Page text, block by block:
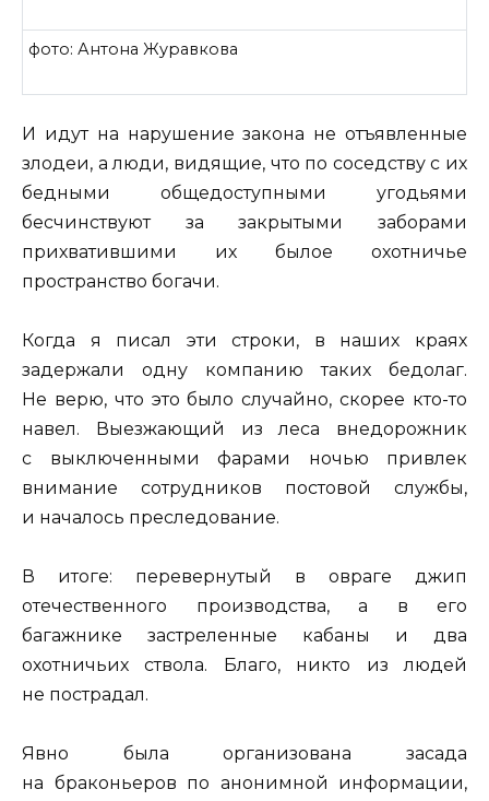
фото: Антона Журавкова
И идут на нарушение закона не отъявленные
злодеи, а люди, видящие, что по соседству с их
бедными общедоступными угодьями
бесчинствуют за закрытыми заборами
прихватившими их былое охотничье
пространство богачи.
Когда я писал эти строки, в наших краях
задержали одну компанию таких бедолаг.
Не верю, что это было случайно, скорее кто-то
навел. Выезжающий из леса внедорожник
с выключенными фарами ночью привлек
внимание сотрудников постовой службы,
и началось преследование.
В итоге: перевернутый в овраге джип
отечественного производства, а в его
багажнике застреленные кабаны и два
охотничьих ствола. Благо, никто из людей
не пострадал.
Явно была организована засада
на браконьеров по анонимной информации,